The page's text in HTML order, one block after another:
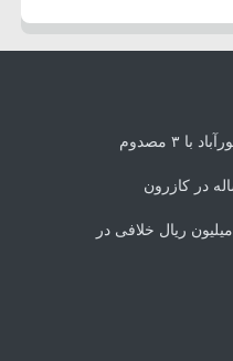
توقیف خودروی ام‌وی‌ام X33 با ۱۳۰ میلیون ریال خلافی در